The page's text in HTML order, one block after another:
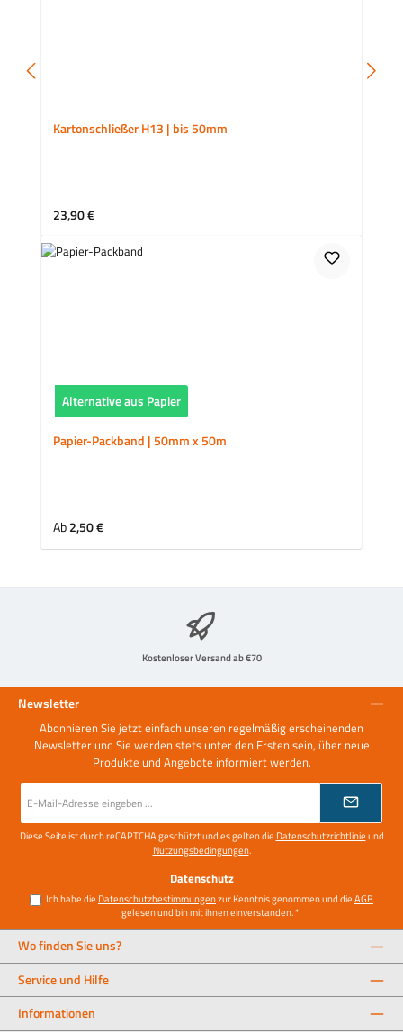
Kartonschließer H13 | bis 50mm
Regulärer Preis:
23,90 €
Alternative aus Papier
Papier-Packband | 50mm x 50m
Regulärer Preis:
Ab2,50 €
Kostenloser Versand ab €70
Newsletter
Abonnieren Sie jetzt einfach unseren regelmäßig erscheinenden
Newsletter und Sie werden stets unter den Ersten sein, über neue
Produkte und Angebote informiert werden.
E-
Mail-
Adresse
*
Diese Seite ist durch reCAPTCHA geschützt und es gelten die Datenschutzrichtlinieund
Nutzungsbedingungen.
Datenschutz
Ich habe die Datenschutzbestimmungenzur Kenntnis genommen und dieAGB
gelesen und bin mit ihnen einverstanden.*
Wo finden Sie uns?
Service und Hilfe
Informationen